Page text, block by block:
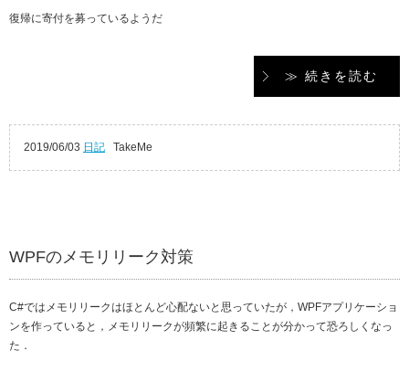
復帰に寄付を募っているようだ
≫ 続きを読む
2019/06/03 日記 TakeMe
WPFのメモリリーク対策
C#ではメモリリークはほとんど心配ないと思っていたが，WPFアプリケーショ
ンを作っていると，メモリリークが頻繁に起きることが分かって恐ろしくなっ
た．